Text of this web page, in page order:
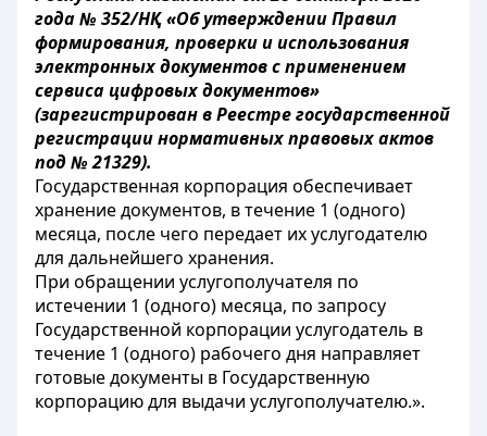
года № 352/НҚ «Об утверждении Правил
формирования, проверки и использования
электронных документов с применением
сервиса цифровых документов»
(зарегистрирован в Реестре государственной
регистрации нормативных правовых актов
под № 21329).
Государственная корпорация обеспечивает
хранение документов, в течение 1 (одного)
месяца, после чего передает их услугодателю
для дальнейшего хранения.
При обращении услугополучателя по
истечении 1 (одного) месяца, по запросу
Государственной корпорации услугодатель в
течение 1 (одного) рабочего дня направляет
готовые документы в Государственную
корпорацию для выдачи услугополучателю.».